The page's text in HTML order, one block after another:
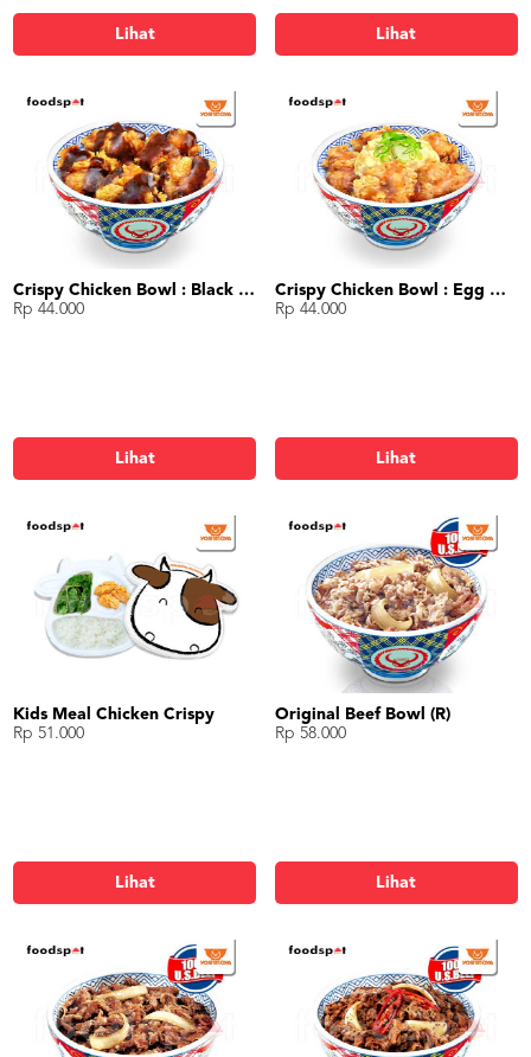
Lihat Lihat
Crispy Chicken Bowl : Black Pepper
Rp 44.000
Lihat
Crispy Chicken Bowl : Egg Mayo
Rp 44.000
Lihat
Kids Meal Chicken Crispy
Rp 51.000
Lihat
Original Beef Bowl (R)
Rp 58.000
Lihat